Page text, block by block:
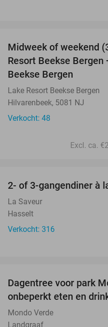
Midweek of weekend
Resort Beekse
Beekse Bergen
Lake Resort Beekse Bergen
Hilvarenbeek, 5081 NJ
Verkocht: 48
Excl. ca.
2- of 3-gangendiner à
La Saveur
Hasselt
Verkocht: 316
Dagentree voor park
onbeperkt eten en
Mondo Verde
Landgraaf